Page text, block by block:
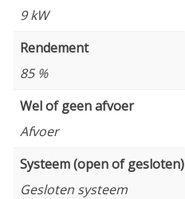
9 kW
Rendement
85 %
Wel of geen afvoer
Afvoer
Systeem (open of gesloten)
Gesloten systeem